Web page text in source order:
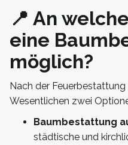
📍 An
eine
möglich?
Nach der
Wesentlichen zwei
Baumbestattung
städtische und